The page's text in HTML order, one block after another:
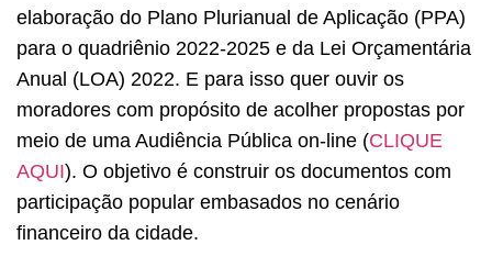
elaboração do Plano Plurianual de Aplicação (PPA)
para o quadriênio 2022-2025 e da Lei Orçamentária
Anual (LOA) 2022. E para isso quer ouvir os
moradores com propósito de acolher propostas por
meio de uma Audiência Pública on-line (CLIQUE
AQUI). O objetivo é construir os documentos com
participação popular embasados no cenário
financeiro da cidade.